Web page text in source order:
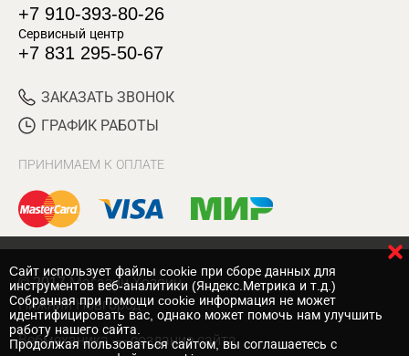
+7 910-393-80-26
Сервисный центр
+7 831 295-50-67
ЗАКАЗАТЬ ЗВОНОК
ГРАФИК РАБОТЫ
ПРИНИМАЕМ К ОПЛАТЕ
© 2017 Магазин Хозяин
Нижний Новгород
Вебмеханика — создание сайта
Cайт использует файлы cookie при сборе данных для
инструментов веб-аналитики (Яндекс.Метрика и т.д.)
Собранная при помощи cookie информация не может
идентифицировать вас, однако может помочь нам улучшить
работу нашего сайта.
Продолжая пользоваться сайтом, вы соглашаетесь с